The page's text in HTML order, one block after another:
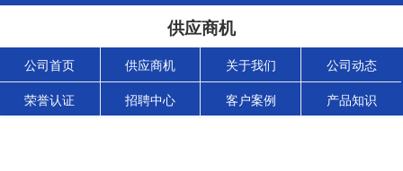
供应商机
公司首页 供应商机 关于我们 公司动态
荣誉认证 招聘中心 客户案例 产品知识